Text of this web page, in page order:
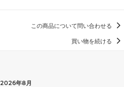
この商品について問い合わせる
買い物を続ける
2026年8月